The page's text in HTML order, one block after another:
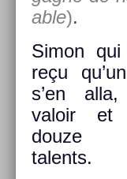
able).
Simon qui
reçu
s’en
valoir et
douze
talents.